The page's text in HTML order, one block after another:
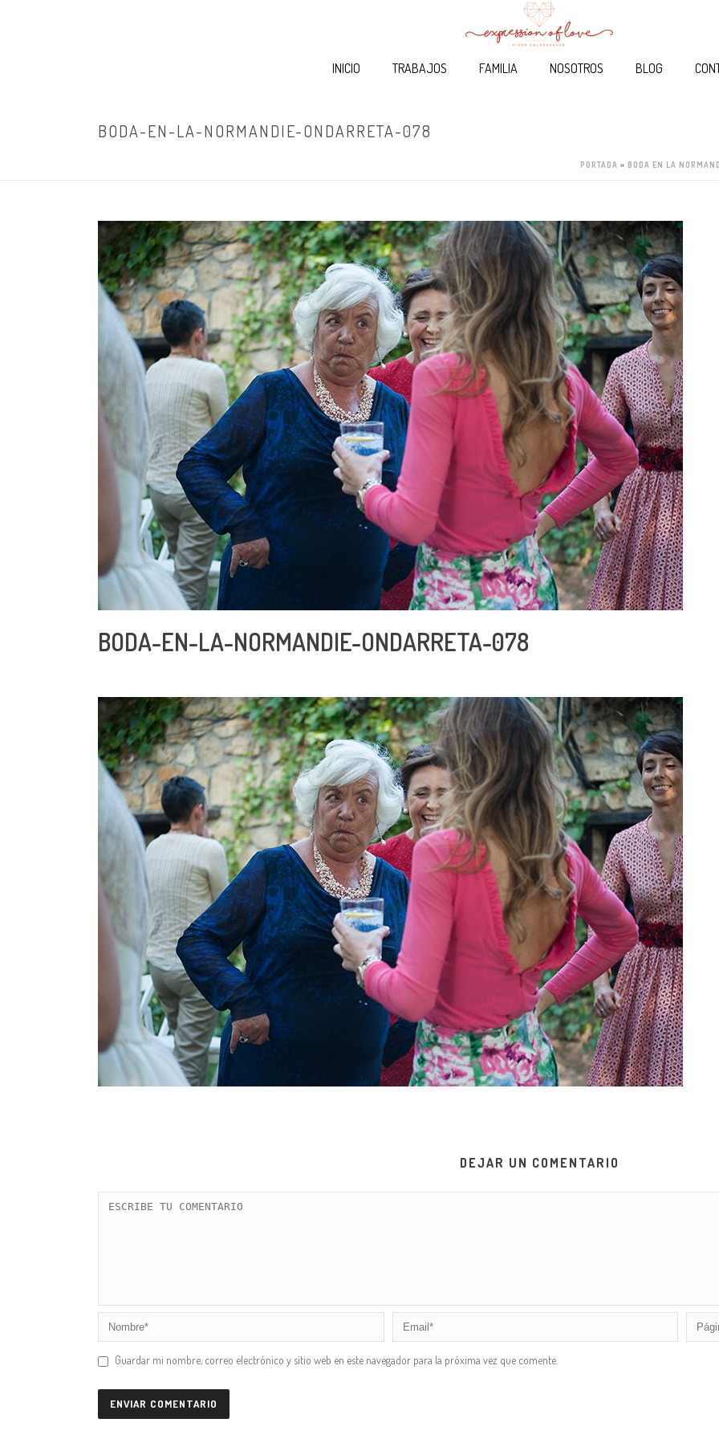
INICIO TRABAJOS FAMILIA NOSOTROS BLOG
BODA-EN-LA-NORMANDIE-ONDARRETA-078
PORTADA » BODA EN LA
BODA-EN-LA-NORMANDIE-ONDARRETA-078
DEJAR UN COMENTARIO
Guardar mi nombre, correo electrónico y sitio web en este navegador para la próxima vez que comente.